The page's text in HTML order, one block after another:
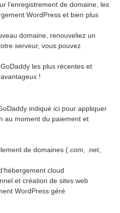
l’enregistrement de domaine, les
WordPress et bien plus
domaine, renouveliez un
serveur, vous pouvez
les plus récentes et
!
indiqué ici pour appliquer
au moment du paiement et
de domaines (.com, .net,
cloud
et création de sites web
WordPress géré